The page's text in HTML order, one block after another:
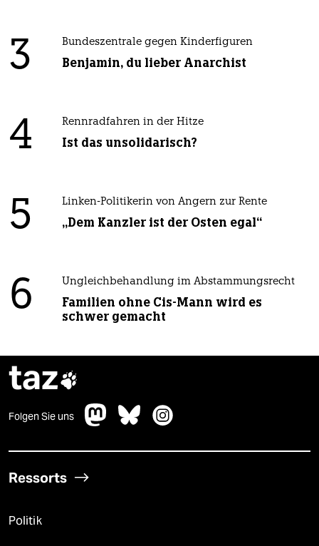
3 Bundeszentrale gegen Kinderfiguren
Benjamin, du lieber Anarchist
4 Rennradfahren in der Hitze
Ist das unsolidarisch?
5 Linken-Politikerin von Angern zur Rente
„Dem Kanzler ist der Osten egal“
6 Ungleichbehandlung im Abstammungsrecht
Familien ohne Cis-Mann wird es
schwer gemacht
taz
Folgen Sie uns
Ressorts
Politik